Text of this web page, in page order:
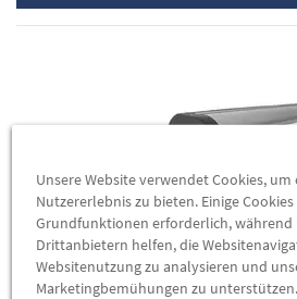
Unsere Website verwendet Cookies, um
Nutzererlebnis zu bieten. Einige
Grundfunktionen erforderlich, während
Drittanbietern helfen, die
Websitenutzung zu analysieren und
Marketingbemühungen zu unterstützen.